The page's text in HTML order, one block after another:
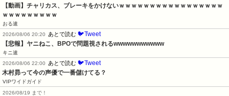
【動画】チャリカス、ブレーキをかけないｗｗｗｗｗｗｗｗｗｗｗｗｗｗｗｗｗ
ｗｗｗｗｗｗｗｗｗ
おる速
2026/08/06 20:20
あとで読む 🐦Tweet
【悲報】ヤニねこ、BPOで問題視されるwwwwwwwwwww
キニ速
2026/08/06 22:00
あとで読む 🐦Tweet
木村昴って今の声優で一番儲けてる？
VIPワイドガイド
2026/08/19 まで！